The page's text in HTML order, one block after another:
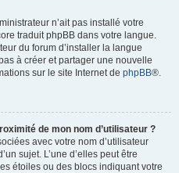
n’ait pas installé votre
traduit phpBB dans votre langue.
du forum d’installer la langue
à créer et partager une nouvelle
sur le site Internet de phpBB®.
de mon nom d’utilisateur ?
avec votre nom d’utilisateur
sujet. L’une d’elles peut être
étoiles ou des blocs indiquant votre